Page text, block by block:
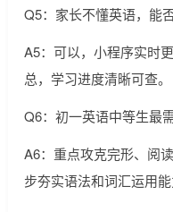
Q5：家长不懂英语，能
A5：可以，小程序实时
总，学习进度清晰可查。
Q6：初一英语中等生最
A6：重点攻克完形、阅
步夯实语法和词汇运用能